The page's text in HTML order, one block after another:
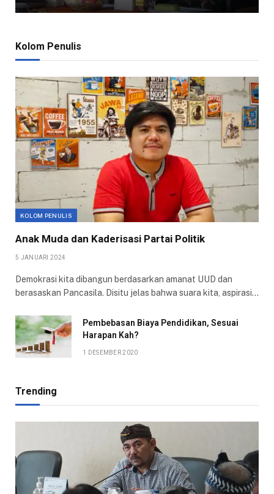
Kolom Penulis
KOLOM PENULIS
Anak Muda dan Kaderisasi Partai Politik
5 JANUARI 2024
Demokrasi kita dibangun berdasarkan amanat UUD dan
berasaskan Pancasila. Disitu jelas bahwa suara kita, aspirasi…
Pembebasan Biaya Pendidikan, Sesuai
Harapan Kah?
1 DESEMBER 2020
Trending